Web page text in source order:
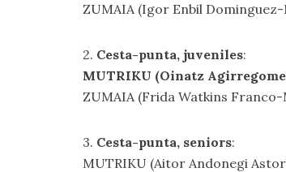
ZUMAIA (Igor Enbil Dominguez-
2. Cesta-punta, juveniles:
MUTRIKU (Oinatz
ZUMAIA (Frida Watkins
3. Cesta-punta, seniors:
MUTRIKU (Aitor Andonegi